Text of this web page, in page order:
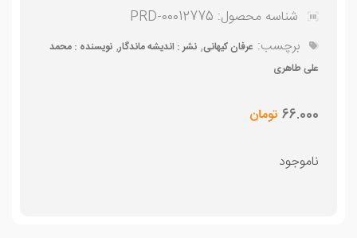
شناسه محصول:PRD-00012775
برچسب:عرفان کیهانی,نشر : اندیشه ماندگار,نویسنده : محمد
علی طاهری
66.000تومان
ناموجود